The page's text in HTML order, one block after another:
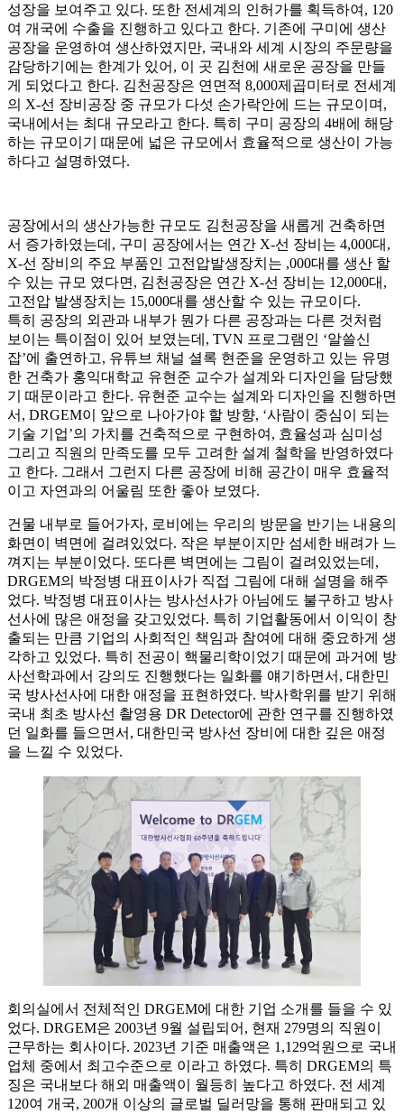
성장을 보여주고 있다. 또한 전세계의 인허가를 획득하여, 120
여 개국에 수출을 진행하고 있다고 한다. 기존에 구미에 생산
공장을 운영하여 생산하였지만, 국내와 세계 시장의 주문량을
감당하기에는 한계가 있어, 이 곳 김천에 새로운 공장을 만들
게 되었다고 한다. 김천공장은 연면적 8,000제곱미터로 전세계
의 X-선 장비공장 중 규모가 다섯 손가락안에 드는 규모이며,
국내에서는 최대 규모라고 한다. 특히 구미 공장의 4배에 해당
하는 규모이기 때문에 넓은 규모에서 효율적으로 생산이 가능
하다고 설명하였다.
공장에서의 생산가능한 규모도 김천공장을 새롭게 건축하면
서 증가하였는데, 구미 공장에서는 연간 X-선 장비는 4,000대,
X-선 장비의 주요 부품인 고전압발생장치는 ,000대를 생산 할
수 있는 규모 였다면, 김천공장은 연간 X-선 장비는 12,000대,
고전압 발생장치는 15,000대를 생산할 수 있는 규모이다.
특히 공장의 외관과 내부가 뭔가 다른 공장과는 다른 것처럼
보이는 특이점이 있어 보였는데, TVN 프로그램인 ‘알쓸신
잡’에 출연하고, 유튜브 채널 셜록 현준을 운영하고 있는 유명
한 건축가 홍익대학교 유현준 교수가 설계와 디자인을 담당했
기 때문이라고 한다. 유현준 교수는 설계와 디자인을 진행하면
서, DRGEM이 앞으로 나아가야 할 방향, ‘사람이 중심이 되는
기술 기업’의 가치를 건축적으로 구현하여, 효율성과 심미성
그리고 직원의 만족도를 모두 고려한 설계 철학을 반영하였다
고 한다. 그래서 그런지 다른 공장에 비해 공간이 매우 효율적
이고 자연과의 어울림 또한 좋아 보였다.
건물 내부로 들어가자, 로비에는 우리의 방문을 반기는 내용의
화면이 벽면에 걸려있었다. 작은 부분이지만 섬세한 배려가 느
껴지는 부분이었다. 또다른 벽면에는 그림이 걸려있었는데,
DRGEM의 박정병 대표이사가 직접 그림에 대해 설명을 해주
었다. 박정병 대표이사는 방사선사가 아님에도 불구하고 방사
선사에 많은 애정을 갖고있었다. 특히 기업활동에서 이익이 창
출되는 만큼 기업의 사회적인 책임과 참여에 대해 중요하게 생
각하고 있었다. 특히 전공이 핵물리학이었기 때문에 과거에 방
사선학과에서 강의도 진행했다는 일화를 얘기하면서, 대한민
국 방사선사에 대한 애정을 표현하였다. 박사학위를 받기 위해
국내 최초 방사선 촬영용 DR Detector에 관한 연구를 진행하였
던 일화를 들으면서, 대한민국 방사선 장비에 대한 깊은 애정
을 느낄 수 있었다.
회의실에서 전체적인 DRGEM에 대한 기업 소개를 들을 수 있
었다. DRGEM은 2003년 9월 설립되어, 현재 279명의 직원이
근무하는 회사이다. 2023년 기준 매출액은 1,129억원으로 국내
업체 중에서 최고수준으로 이라고 하였다. 특히 DRGEM의 특
징은 국내보다 해외 매출액이 월등히 높다고 하였다. 전 세계
120여 개국, 200개 이상의 글로벌 딜러망을 통해 판매되고 있